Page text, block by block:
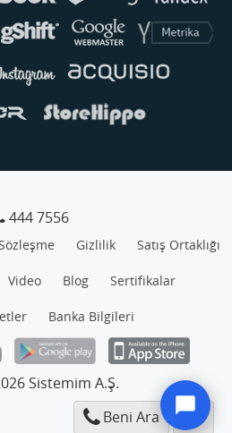
444 7556
Gizlilik Satış Ortaklığı
Video Blog Sertifikalar
Banka Bilgileri
Sistemim A.Ş.
Beni Ara